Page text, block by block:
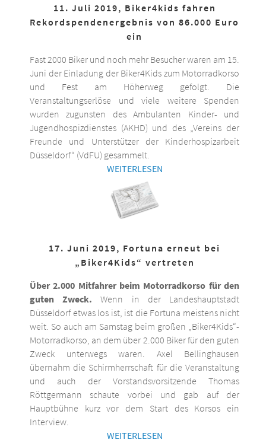
11. Juli 2019, Biker4kids fahren
Rekordspendenergebnis von 86.000 Euro
ein
Fast 2000 Biker und noch mehr Besucher waren am 15.
Juni der Einladung der Biker4Kids zum Motorradkorso
und Fest am Höherweg gefolgt. Die
Veranstaltungserlöse und viele weitere Spenden
wurden zugunsten des Ambulanten Kinder- und
Jugendhospizdienstes (AKHD) und des „Vereins der
Freunde und Unterstützer der Kinderhospizarbeit
Düsseldorf“ (VdFU) gesammelt.
WEITERLESEN
17. Juni 2019, Fortuna erneut bei
„Biker4Kids“ vertreten
Über 2.000 Mitfahrer beim Motorradkorso für den
guten Zweck. Wenn in der Landeshauptstadt
Düsseldorf etwas los ist, ist die Fortuna meistens nicht
weit. So auch am Samstag beim großen „Biker4Kids“-
Motorradkorso, an dem über 2.000 Biker für den guten
Zweck unterwegs waren. Axel Bellinghausen
übernahm die Schirmherrschaft für die Veranstaltung
und auch der Vorstandsvorsitzende Thomas
Röttgermann schaute vorbei und gab auf der
Hauptbühne kurz vor dem Start des Korsos ein
Interview.
WEITERLESEN